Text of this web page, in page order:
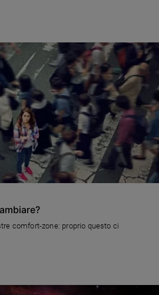
comfort-zone: proprio questo ci